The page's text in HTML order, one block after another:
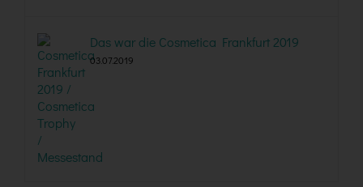
Das war die Cosmetica Frankfurt 2019
03.07.2019